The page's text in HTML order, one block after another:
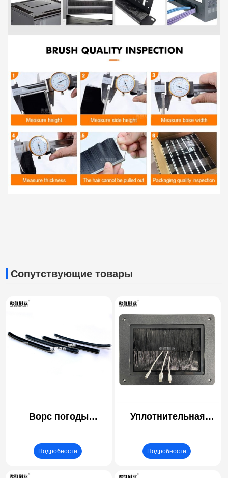
Сопутствующие товары
Ворс погоды
уплотнения звуковой
порог |
самоклеящиеся 3M
Подробности
Уплотнительная
втулок для полов с
повышенным
доступом | Щетка для
Подробности